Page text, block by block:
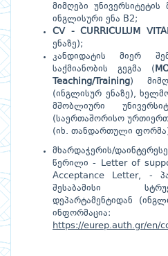
მიმღები უნივერსიტეტის
ინგლისური ენა B2;
CV - CURRICULUM
ენაზე);
კანდიდატის მიერ
საქმიანობის გეგმა (
Teaching/Training)
(ინგლისურ ენაზე),
მშობლიური
(საერთაშორისო
(იხ. თანდართული
მხარდაჭერის/
წერილი - Letter of
Acceptance Letter, -
შესაბამისი
დეპარტამენტიდან
ინფორმაცია:
https://eurep.auth.gr/en/